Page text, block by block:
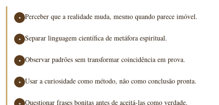
● Perceber que a realidade muda, mesmo quando parece imóvel.
● Separar linguagem científica de metáfora espiritual.
● Observar padrões sem transformar coincidência em prova.
● Usar a curiosidade como método, não como conclusão pronta.
● Questionar frases bonitas antes de aceitá-las como verdade.